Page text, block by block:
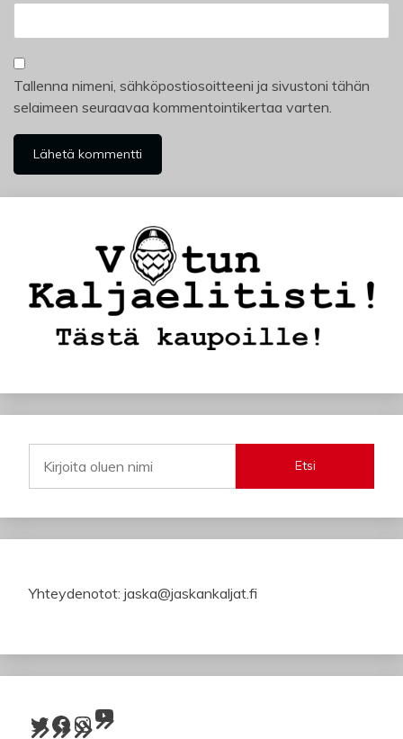
Tallenna nimeni, sähköpostiosoitteeni ja sivustoni tähän
selaimeen seuraavaa kommentointikertaa varten.
Etsi
Yhteydenotot: jaska@jaskankaljat.fi
Twitter Facebook InstagramYouTube